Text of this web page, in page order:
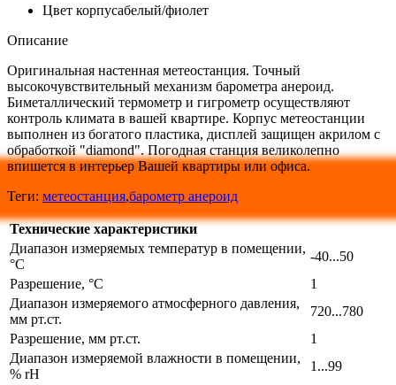
Цвет корпусабелый/фиолет
Описание
Оригинальная настенная метеостанция. Точный
высокочувствительный механизм барометра анероид.
Биметаллический термометр и гигрометр осуществляют
контроль климата в вашей квартире. Корпус метеостанции
выполнен из богатого пластика, дисплей защищен акрилом с
обработкой "diamond".Погодная станция великолепно
впишется в интерьер Вашей квартиры или офиса.
Теги: метеостанция,барометр анероид
Технические характеристики
Диапазон измеряемых температур в помещении,
°С
-40...50
Разрешение, °С
1
Диапазон измеряемого атмосферного давления,
мм рт.ст.
720...780
Разрешение, мм рт.ст.
1
Диапазон измеряемой влажности в помещении,
% rH
1...99